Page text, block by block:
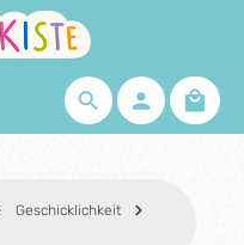
Geschicklichkeit